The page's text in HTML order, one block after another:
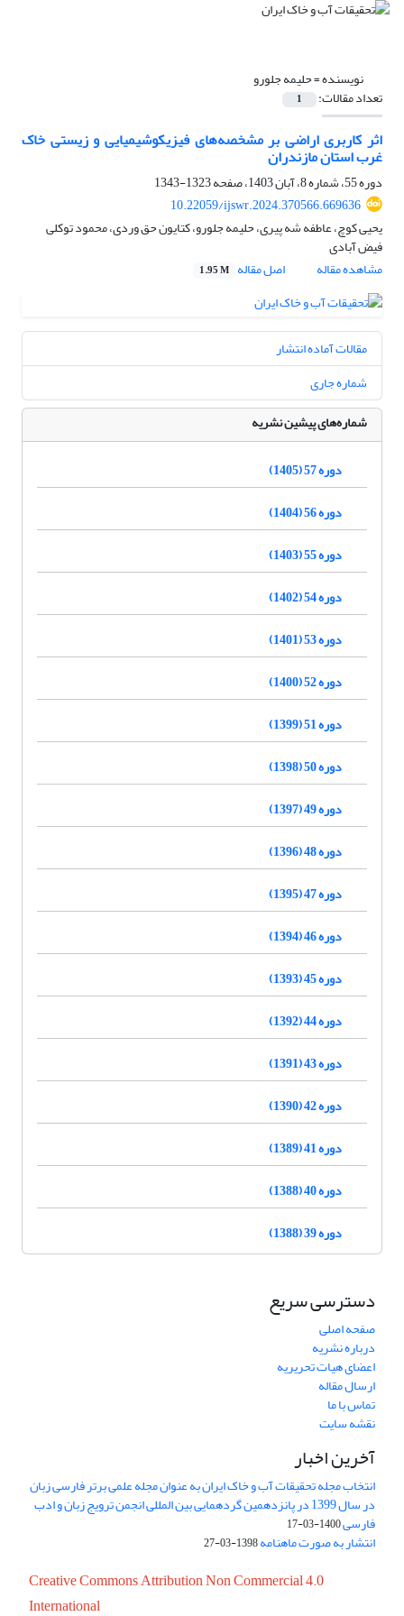
نویسنده =حلیمه جلورو
تعداد مقالات: 1
اثر کاربری‌ اراضی بر مشخصه‌های فیزیکوشیمیایی و زیستی خاک
غرب استان مازندران
دوره 55، شماره 8، آبان 1403، صفحه
1323-1343
10.22059/ijswr.2024.370566.669636
یحیی کوچ، عاطفه شه پیری، حلیمه جلورو، کتایون حق وردی، محمود توکلی
فیض آبادی
مشاهده مقاله
اصل مقاله 1.95 M
مقالات آماده انتشار
شماره جاری
شماره‌های پیشین نشریه
دوره 57 (1405)
دوره 56 (1404)
دوره 55 (1403)
دوره 54 (1402)
دوره 53 (1401)
دوره 52 (1400)
دوره 51 (1399)
دوره 50 (1398)
دوره 49 (1397)
دوره 48 (1396)
دوره 47 (1395)
دوره 46 (1394)
دوره 45 (1393)
دوره 44 (1392)
دوره 43 (1391)
دوره 42 (1390)
دوره 41 (1389)
دوره 40 (1388)
دوره 39 (1388)
دسترسی سریع
صفحه اصلی
درباره نشریه
اعضای هیات تحریریه
ارسال مقاله
تماس با ما
نقشه سایت
آخرین اخبار
انتخاب مجله تحقیقات آب و خاک ایران به عنوان مجله علمی برتر فارسی زبان
در سال 1399 در پانزدهمین گردهمایی بین المللی انجمن ترویج زبان و ادب
فارسی1400-03-17
انتشار به صورت ماهنامه1398-03-27
Creative Commons Attribution Non Commercial 4.0
International